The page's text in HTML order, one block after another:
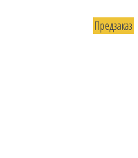
Предзаказ